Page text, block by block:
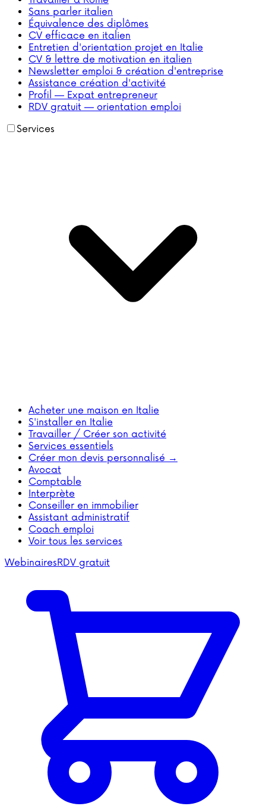
Sans parler italien
Équivalence des diplômes
CV efficace en italien
Entretien d'orientation projet en Italie
CV & lettre de motivation en italien
Newsletter emploi & création d'entreprise
Assistance création d'activité
Profil — Expat entrepreneur
RDV gratuit — orientation emploi
Services
Acheter une maison en Italie
S'installer en Italie
Travailler / Créer son activité
Services essentiels
Créer mon devis personnalisé →
Avocat
Comptable
Interprète
Conseiller en immobilier
Assistant administratif
Coach emploi
Voir tous les services
WebinairesRDV gratuit